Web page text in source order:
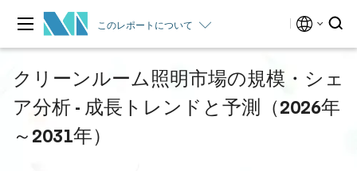
このレポートについて
クリーンルーム照明市場の規模・シェ
ア分析 - 成長トレンドと予測（2026年
～2031年）